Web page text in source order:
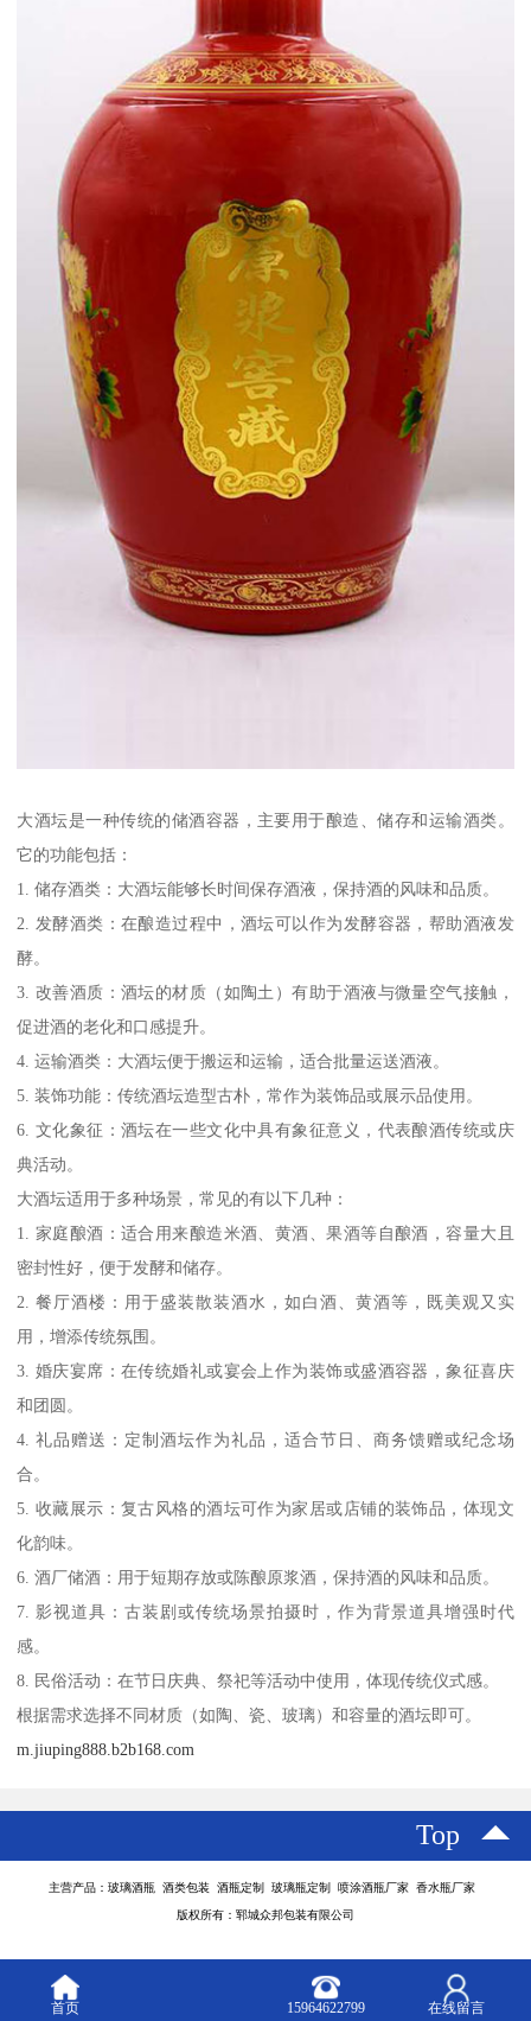
大酒坛是一种传统的储酒容器，主要用于酿造、储存和运输酒类。
它的功能包括：
1. 储存酒类：大酒坛能够长时间保存酒液，保持酒的风味和品质。
2. 发酵酒类：在酿造过程中，酒坛可以作为发酵容器，帮助酒液发
酵。
3. 改善酒质：酒坛的材质（如陶土）有助于酒液与微量空气接触，
促进酒的老化和口感提升。
4. 运输酒类：大酒坛便于搬运和运输，适合批量运送酒液。
5. 装饰功能：传统酒坛造型古朴，常作为装饰品或展示品使用。
6. 文化象征：酒坛在一些文化中具有象征意义，代表酿酒传统或庆
典活动。
大酒坛适用于多种场景，常见的有以下几种：
1. 家庭酿酒：适合用来酿造米酒、黄酒、果酒等自酿酒，容量大且
密封性好，便于发酵和储存。
2. 餐厅酒楼：用于盛装散装酒水，如白酒、黄酒等，既美观又实
用，增添传统氛围。
3. 婚庆宴席：在传统婚礼或宴会上作为装饰或盛酒容器，象征喜庆
和团圆。
4. 礼品赠送：定制酒坛作为礼品，适合节日、商务馈赠或纪念场
合。
5. 收藏展示：复古风格的酒坛可作为家居或店铺的装饰品，体现文
化韵味。
6. 酒厂储酒：用于短期存放或陈酿原浆酒，保持酒的风味和品质。
7. 影视道具：古装剧或传统场景拍摄时，作为背景道具增强时代
感。
8. 民俗活动：在节日庆典、祭祀等活动中使用，体现传统仪式感。
根据需求选择不同材质（如陶、瓷、玻璃）和容量的酒坛即可。
m.jiuping888.b2b168.com
Top
主营产品：玻璃酒瓶 酒类包装 酒瓶定制 玻璃瓶定制 喷涂酒瓶厂家 香水瓶厂家
版权所有：郓城众邦包装有限公司
首页 15964622799 在线留言